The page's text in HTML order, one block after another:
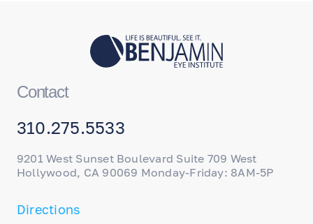
Contact
310.275.5533
9201 West Sunset Boulevard Suite 709 West
Hollywood, CA 90069 Monday-Friday: 8AM-5P
Directions